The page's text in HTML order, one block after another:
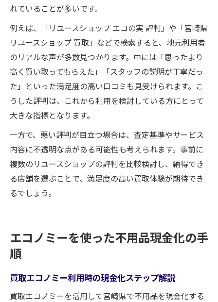
れていることが多いです。
例えば、「リユースショップ エコの実 評判」や「宮崎県
リユースショップ 買取」などで検索すると、地元利用者
のリアルな声が多数見つかります。中には「思ったより
高く買い取ってもらえた」「スタッフの説明が丁寧だっ
た」といった満足度の高い口コミも見受けられます。こ
うした評判は、これから利用を検討している方にとって
大きな指標となります。
一方で、悪い評判が目立つ場合は、査定基準やサービス
内容に不透明な点がある可能性も考えられます。事前に
複数のリユースショップの評判を比較検討し、納得でき
る店舗を選ぶことで、満足度の高い買取体験が期待でき
るでしょう。
エコノミーを使った不用品現金化の手
順
買取エコノミー利用時の現金化ステップ解説
買取エコノミーを活用して宮崎県で不用品を現金化する